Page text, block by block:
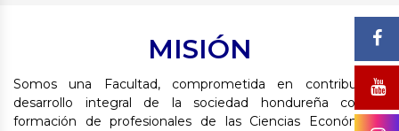
MISIÓN
Somos una Facultad, comprometida en contribuir al
desarrollo integral de la sociedad hondureña con la
formación de profesionales de las Ciencias Económicas